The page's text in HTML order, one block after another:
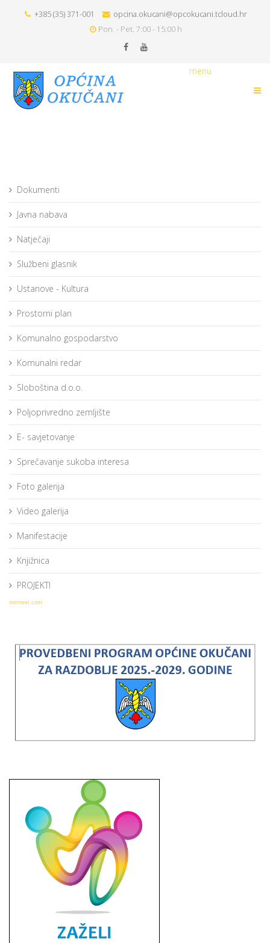
+385 (35) 371-001
opcina.okucani@opcokucani.tcloud.hr
Pon. - Pet. 7:00 - 15:00 h
menu
Dokumenti
Javna nabava
Natječaji
Službeni glasnik
Ustanove - Kultura
Prostorni plan
Komunalno gospodarstvo
Komunalni redar
Sloboština d.o.o.
Poljoprivredno zemljište
E- savjetovanje
Sprečavanje sukoba interesa
Foto galerija
Video galerija
Manifestacije
Knjižnica
PROJEKTI
norrnext.com